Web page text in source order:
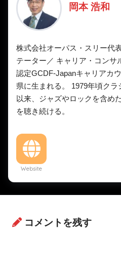
岡本 浩和
株式会社オーパス・スリー代
テーター／ キャリア・コンサ
認定GCDF-Japanキャリアカ
県に生まれる。 1979年頃クラ
以来、ジャズやロックを含め
を聴き続ける。
Website
コメントを残す